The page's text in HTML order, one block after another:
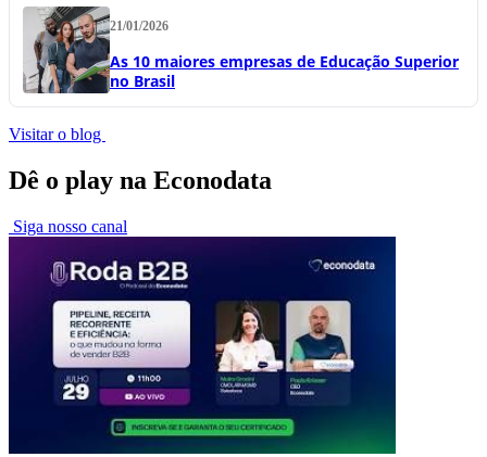
21/01/2026
As 10 maiores empresas de Educação Superior
no Brasil
Visitar o blog
Dê o play na Econodata
Siga nosso canal